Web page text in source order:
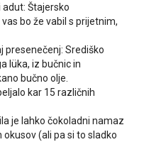
Štajersko
bo že vabil s prijetnim,
presenečenj: Središko
lüka, iz bučnic in
bučno olje.
kar 15 različnih
je lahko čokoladni namaz
okusov (ali pa si to sladko